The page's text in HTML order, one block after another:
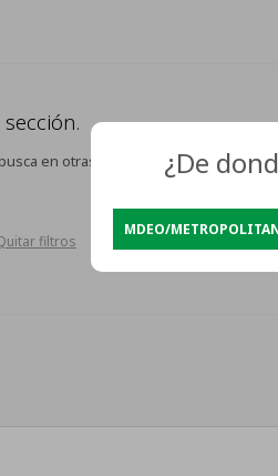
en otras secciones de nuestro
filtros
¿De
MDEO/